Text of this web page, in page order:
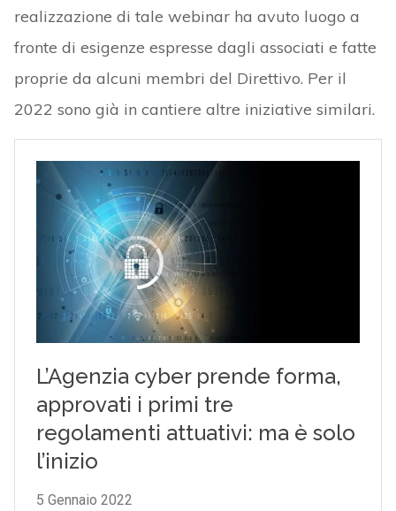
realizzazione di tale webinar ha avuto luogo a
fronte di esigenze espresse dagli associati e fatte
proprie da alcuni membri del Direttivo. Per il
2022 sono già in cantiere altre iniziative similari.